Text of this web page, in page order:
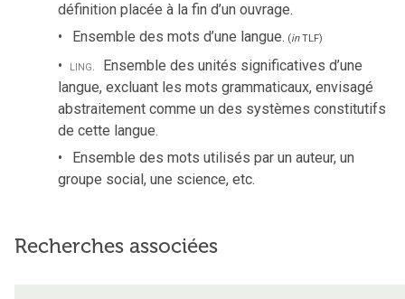
définition placée à la fin d’un ouvrage.
Ensemble des mots d’une langue. (inTLF)
ling. Ensemble des unités significatives d’une
langue, excluant les mots grammaticaux, envisagé
abstraitement comme un des systèmes constitutifs
de cette langue.
Ensemble des mots utilisés par un auteur, un
groupe social, une science, etc.
Recherches associées